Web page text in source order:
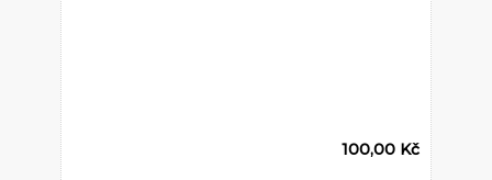
100,00 Kč